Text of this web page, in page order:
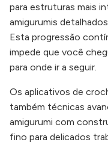
para estruturas mais
amigurumis
Esta progressão
impede que você
para onde ir a seguir.
Os aplicativos de
também técnicas
amigurumi com
fino para delicados